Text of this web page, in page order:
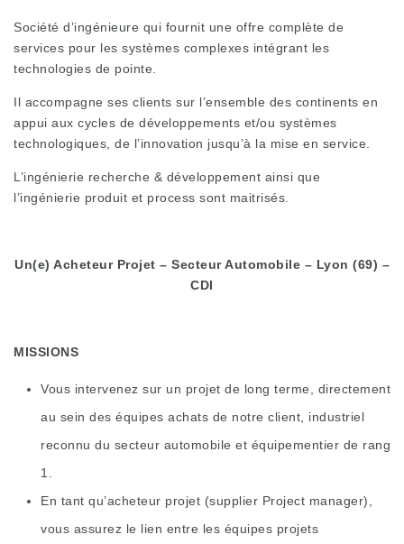
Société d’ingénieure qui fournit une offre complète de
services pour les systèmes complexes intégrant les
technologies de pointe.
Il accompagne ses clients sur l’ensemble des continents en
appui aux cycles de développements et/ou systèmes
technologiques, de l’innovation jusqu’à la mise en service.
L’ingénierie recherche & développement ainsi que
l’ingénierie produit et process sont maitrisés.
Un(e) Acheteur Projet – Secteur Automobile – Lyon (69) –
CDI
MISSIONS
Vous intervenez sur un projet de long terme, directement
au sein des équipes achats de notre client, industriel
reconnu du secteur automobile et équipementier de rang
1.
En tant qu’acheteur projet (supplier Project manager),
vous assurez le lien entre les équipes projets